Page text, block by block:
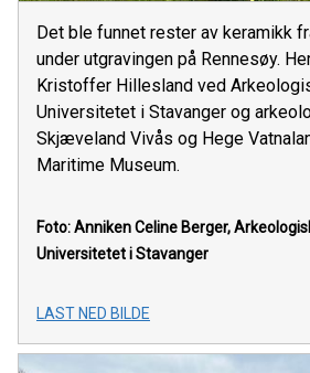
Det ble funnet rester av keramikk
under utgravingen på Rennesøy.
Kristoffer Hillesland ved
Universitetet i Stavanger og
Skjæveland Vivås og Hege
Maritime Museum.
Foto: Anniken Celine Berger,
Universitetet i Stavanger
LAST NED BILDE